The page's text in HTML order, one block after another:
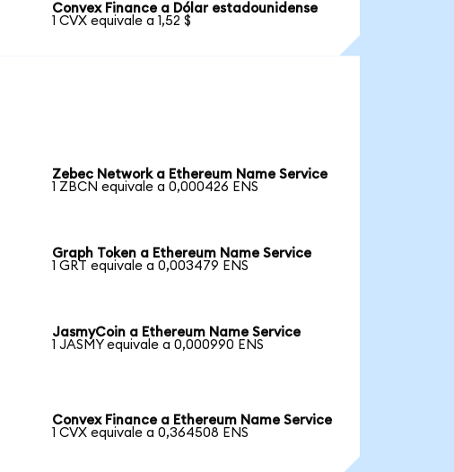
Convex Finance a Dólar estadounidense
1 CVX equivale a 1,52 $
Zebec Network a Ethereum Name Service
1 ZBCN equivale a 0,000426 ENS
Graph Token a Ethereum Name Service
1 GRT equivale a 0,003479 ENS
JasmyCoin a Ethereum Name Service
1 JASMY equivale a 0,000990 ENS
Convex Finance a Ethereum Name Service
1 CVX equivale a 0,364508 ENS